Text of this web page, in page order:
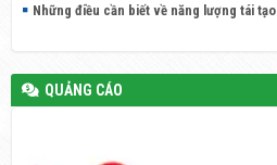
Những điều cần biết về năng lượng tái tạo
QUẢNG CÁO